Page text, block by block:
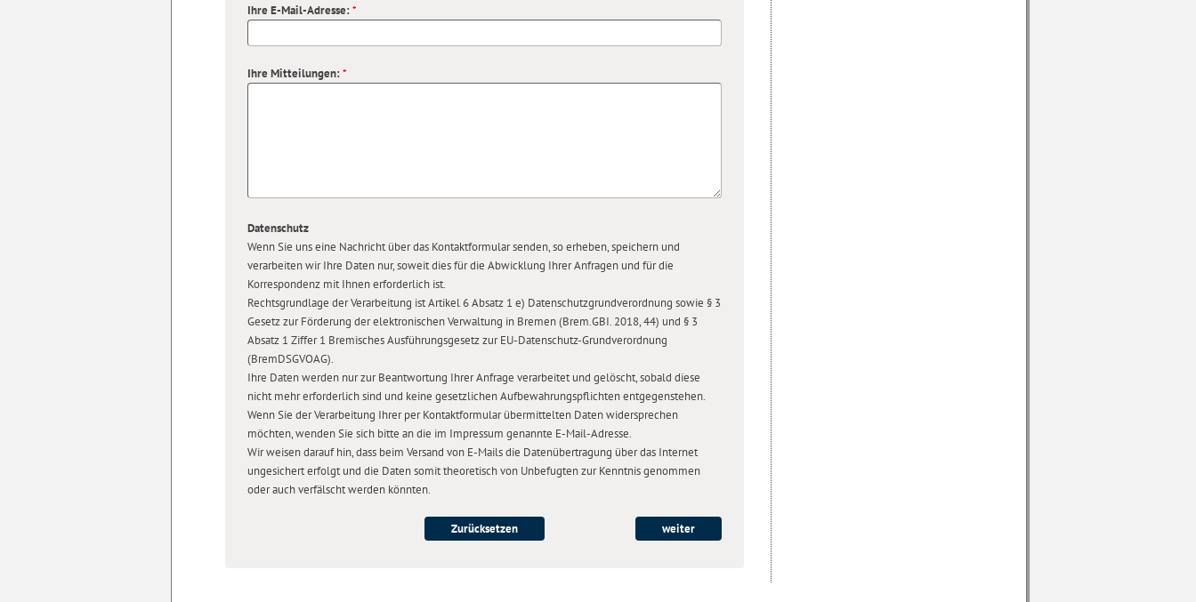
Ihre E-Mail-Adresse:*
Ihre Mitteilungen:*
Datenschutz
Wenn Sie uns eine Nachricht über das Kontaktformular senden, so erheben, speichern und
verarbeiten wir Ihre Daten nur, soweit dies für die Abwicklung Ihrer Anfragen und für die
Korrespondenz mit Ihnen erforderlich ist.
Rechtsgrundlage der Verarbeitung ist Artikel 6 Absatz 1 e) Datenschutzgrundverordnung sowie § 3
Gesetz zur Förderung der elektronischen Verwaltung in Bremen (Brem.GBI. 2018, 44) und § 3
Absatz 1 Ziffer 1 Bremisches Ausführungsgesetz zur EU-Datenschutz-Grundverordnung
(BremDSGVOAG).
Ihre Daten werden nur zur Beantwortung Ihrer Anfrage verarbeitet und gelöscht, sobald diese
nicht mehr erforderlich sind und keine gesetzlichen Aufbewahrungspflichten entgegenstehen.
Wenn Sie der Verarbeitung Ihrer per Kontaktformular übermittelten Daten widersprechen
möchten, wenden Sie sich bitte an die im Impressum genannte E-Mail-Adresse.
Wir weisen darauf hin, dass beim Versand von E-Mails die Datenübertragung über das Internet
ungesichert erfolgt und die Daten somit theoretisch von Unbefugten zur Kenntnis genommen
oder auch verfälscht werden könnten.
weiter
Zurücksetzen